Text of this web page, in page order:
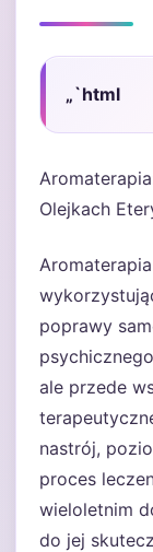
„`html
Olejkach
poprawy
ale przede
nastrój,
proces
wieloletnim
do jej